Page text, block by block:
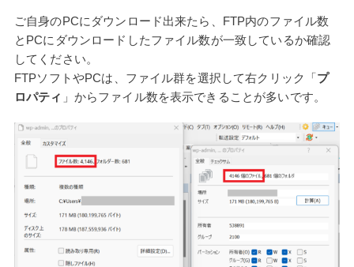
ご自身のPCにダウンロード出来たら、FTP内のファイル数
とPCにダウンロードしたファイル数が一致しているか確認
してください。
FTPソフトやPCは、ファイル群を選択して右クリック「プ
ロパティ 」からファイル数を表示できることが多いです。